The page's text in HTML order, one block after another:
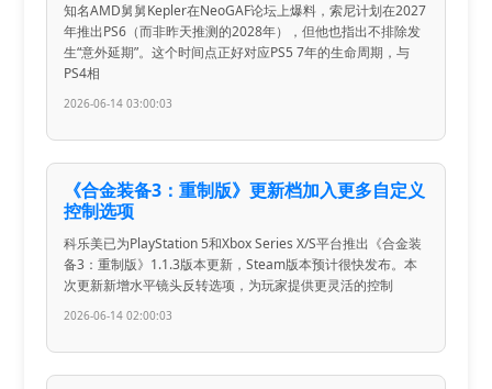
知名AMD舅舅Kepler在NeoGAF论坛上爆料，索尼计划在2027
年推出PS6（而非昨天推测的2028年），但他也指出不排除发
生“意外延期”。这个时间点正好对应PS5 7年的生命周期，与
PS4相
2026-06-14 03:00:03
《合金装备3：重制版》更新档加入更多自定义
控制选项
科乐美已为PlayStation 5和Xbox Series X/S平台推出《合金装
备3：重制版》1.1.3版本更新，Steam版本预计很快发布。本
次更新新增水平镜头反转选项，为玩家提供更灵活的控制
2026-06-14 02:00:03